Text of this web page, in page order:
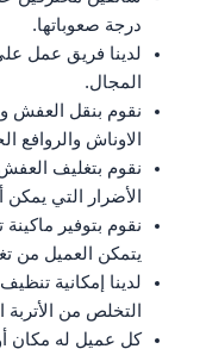
درجة صعوباتها.
لدينا فريق عمل
المجال.
نقوم بنقل العفش
الاوناش والروافع
نقوم بتغليف
الأضرار التي يمكن
نقوم بتوفير
يتمكن العميل من
لدينا إمكانية
التخلص من الأتربة
كل عميل له مكان